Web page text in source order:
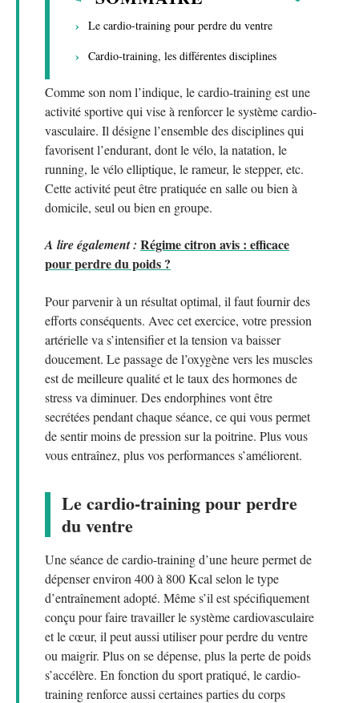
Le cardio-training pour perdre du ventre
Cardio-training, les différentes disciplines
Comme son nom l’indique, le cardio-training est une
activité sportive qui vise à renforcer le système cardio-
vasculaire. Il désigne l’ensemble des disciplines qui
favorisent l’endurant, dont le vélo, la natation, le
running, le vélo elliptique, le rameur, le stepper, etc.
Cette activité peut être pratiquée en salle ou bien à
domicile, seul ou bien en groupe.
A lire également : Régime citron avis : efficace
pour perdre du poids ?
Pour parvenir à un résultat optimal, il faut fournir des
efforts conséquents. Avec cet exercice, votre pression
artérielle va s’intensifier et la tension va baisser
doucement. Le passage de l’oxygène vers les muscles
est de meilleure qualité et le taux des hormones de
stress va diminuer. Des endorphines vont être
secrétées pendant chaque séance, ce qui vous permet
de sentir moins de pression sur la poitrine. Plus vous
vous entraînez, plus vos performances s’améliorent.
Le cardio-training pour perdre
du ventre
Une séance de cardio-training d’une heure permet de
dépenser environ 400 à 800 Kcal selon le type
d’entraînement adopté. Même s’il est spécifiquement
conçu pour faire travailler le système cardiovasculaire
et le cœur, il peut aussi utiliser pour perdre du ventre
ou maigrir. Plus on se dépense, plus la perte de poids
s’accélère. En fonction du sport pratiqué, le cardio-
training renforce aussi certaines parties du corps